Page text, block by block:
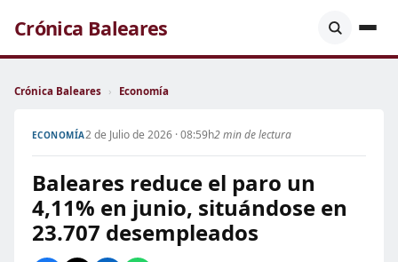
Crónica Baleares
Crónica Baleares › Economía
ECONOMÍA2 de Julio de 2026 · 08:59h2 min de lectura
Baleares reduce el paro un
4,11% en junio, situándose en
23.707 desempleados